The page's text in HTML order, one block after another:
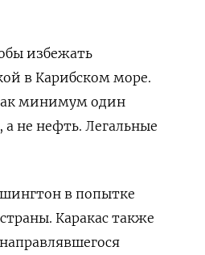
избежать
в Карибском море.
минимум один
не нефть. Легальные
в попытке
Каракас также